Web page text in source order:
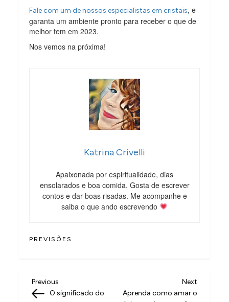
Fale com um de nossos especialistas em cristais, e
garanta um ambiente pronto para receber o que de
melhor tem em 2023.
Nos vemos na próxima!
Katrina Crivelli
Apaixonada por espiritualidade, dias
ensolarados e boa comida. Gosta de escrever
contos e dar boas risadas. Me acompanhe e
saiba o que ando escrevendo
PREVISÕES
N
Previous
Post
Previous
O significado do
Next
Post
Next
Aprenda como amar o